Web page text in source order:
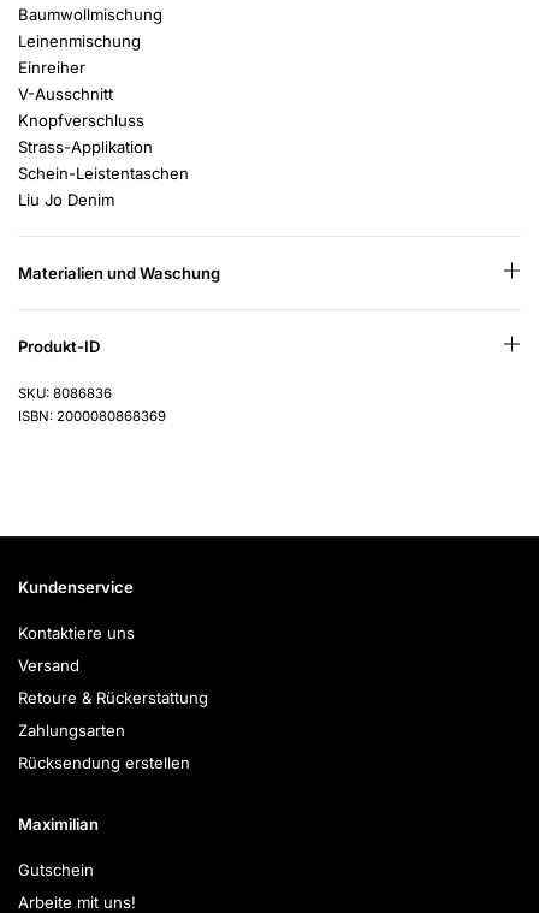
Baumwollmischung
Leinenmischung
Einreiher
V-Ausschnitt
Knopfverschluss
Strass-Applikation
Schein-Leistentaschen
Liu Jo Denim
Materialien und Waschung
Produkt-ID
SKU: 8086836
ISBN: 2000080868369
Kundenservice
Kontaktiere uns
Versand
Retoure & Rückerstattung
Zahlungsarten
Rücksendung erstellen
Maximilian
Gutschein
Arbeite mit uns!